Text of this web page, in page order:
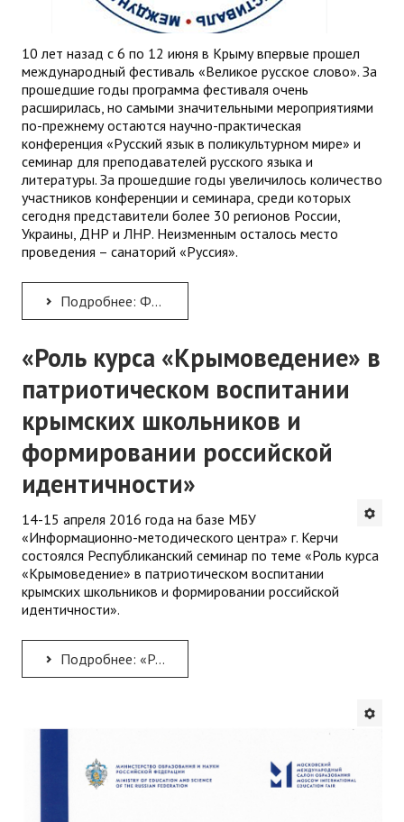
10 лет назад с 6 по 12 июня в Крыму впервые прошел
международный фестиваль «Великое русское слово». За
прошедшие годы программа фестиваля очень
расширилась, но самыми значительными мероприятиями
по-прежнему остаются научно-практическая
конференция «Русский язык в поликультурном мире» и
семинар для преподавателей русского языка и
литературы. За прошедшие годы увеличилось количество
участников конференции и семинара, среди которых
сегодня представители более 30 регионов России,
Украины, ДНР и ЛНР. Неизменным осталось место
проведения – санаторий «Руссия».
Подробнее: Фестиваль «Великое русское слово» проводится в Крыму уже 10 лет
«Роль курса «Крымоведение» в
патриотическом воспитании
крымских школьников и
формировании российской
идентичности»
14-15 апреля 2016 года на базе МБУ
«Информационно-методического центра» г. Керчи
состоялся Республиканский семинар по теме «Роль курса
«Крымоведение» в патриотическом воспитании
крымских школьников и формировании российской
идентичности».
Подробнее: «Роль курса «Крымоведение» в патриотическом воспитании крымских школьников и формировании...